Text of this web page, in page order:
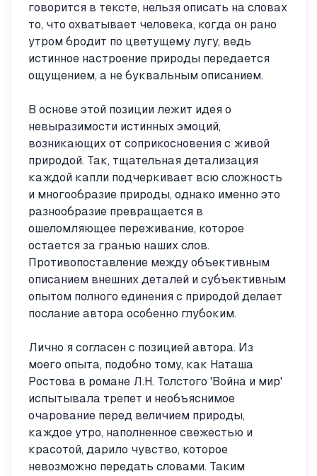
говорится в тексте, нельзя описать на словах
то, что охватывает человека, когда он рано
утром бродит по цветущему лугу, ведь
истинное настроение природы передается
ощущением, а не буквальным описанием.
В основе этой позиции лежит идея о
невыразимости истинных эмоций,
возникающих от соприкосновения с живой
природой. Так, тщательная детализация
каждой капли подчеркивает всю сложность
и многообразие природы, однако именно это
разнообразие превращается в
ошеломляющее переживание, которое
остается за гранью наших слов.
Противопоставление между объективным
описанием внешних деталей и субъективным
опытом полного единения с природой делает
послание автора особенно глубоким.
Лично я согласен с позицией автора. Из
моего опыта, подобно тому, как Наташа
Ростова в романе Л.Н. Толстого 'Война и мир'
испытывала трепет и необъяснимое
очарование перед величием природы,
каждое утро, наполненное свежестью и
красотой, дарило чувство, которое
невозможно передать словами. Таким